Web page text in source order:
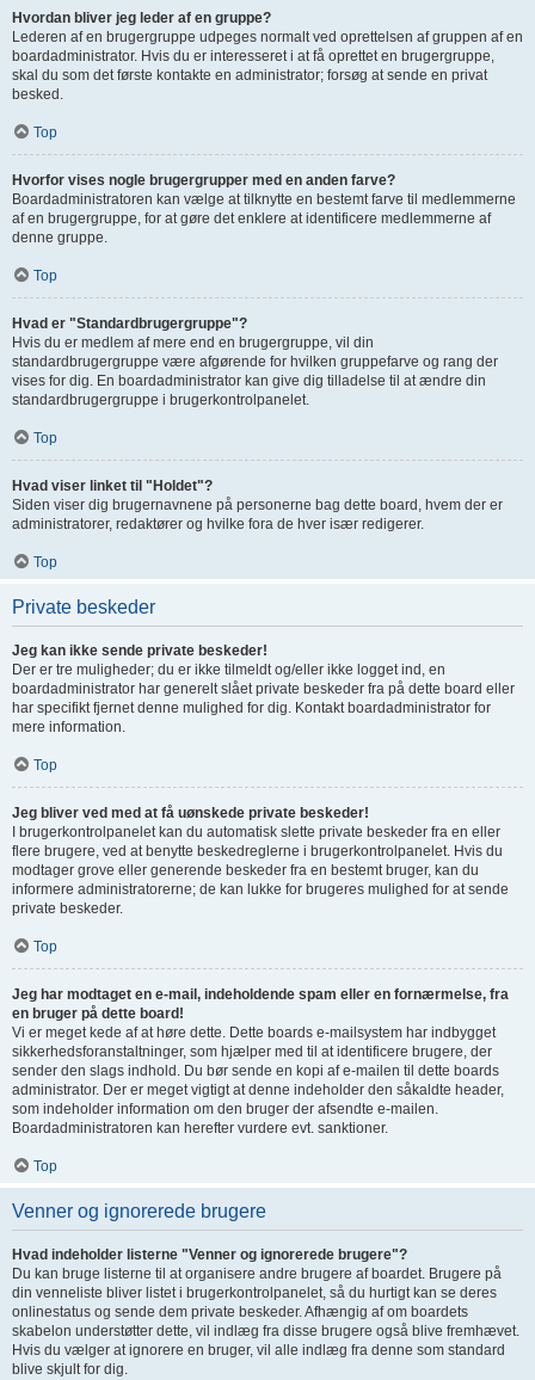
Hvordan bliver jeg leder af en gruppe?
Lederen af en brugergruppe udpeges normalt ved oprettelsen af gruppen af en
boardadministrator. Hvis du er interesseret i at få oprettet en brugergruppe,
skal du som det første kontakte en administrator; forsøg at sende en privat
besked.
Top
Hvorfor vises nogle brugergrupper med en anden farve?
Boardadministratoren kan vælge at tilknytte en bestemt farve til medlemmerne
af en brugergruppe, for at gøre det enklere at identificere medlemmerne af
denne gruppe.
Top
Hvad er "Standardbrugergruppe"?
Hvis du er medlem af mere end en brugergruppe, vil din
standardbrugergruppe være afgørende for hvilken gruppefarve og rang der
vises for dig. En boardadministrator kan give dig tilladelse til at ændre din
standardbrugergruppe i brugerkontrolpanelet.
Top
Hvad viser linket til "Holdet"?
Siden viser dig brugernavnene på personerne bag dette board, hvem der er
administratorer, redaktører og hvilke fora de hver især redigerer.
Top
Private beskeder
Jeg kan ikke sende private beskeder!
Der er tre muligheder; du er ikke tilmeldt og/eller ikke logget ind, en
boardadministrator har generelt slået private beskeder fra på dette board eller
har specifikt fjernet denne mulighed for dig. Kontakt boardadministrator for
mere information.
Top
Jeg bliver ved med at få uønskede private beskeder!
I brugerkontrolpanelet kan du automatisk slette private beskeder fra en eller
flere brugere, ved at benytte beskedreglerne i brugerkontrolpanelet. Hvis du
modtager grove eller generende beskeder fra en bestemt bruger, kan du
informere administratorerne; de kan lukke for brugeres mulighed for at sende
private beskeder.
Top
Jeg har modtaget en e-mail, indeholdende spam eller en fornærmelse, fra
en bruger på dette board!
Vi er meget kede af at høre dette. Dette boards e-mailsystem har indbygget
sikkerhedsforanstaltninger, som hjælper med til at identificere brugere, der
sender den slags indhold. Du bør sende en kopi af e-mailen til dette boards
administrator. Der er meget vigtigt at denne indeholder den såkaldte header,
som indeholder information om den bruger der afsendte e-mailen.
Boardadministratoren kan herefter vurdere evt. sanktioner.
Top
Venner og ignorerede brugere
Hvad indeholder listerne "Venner og ignorerede brugere"?
Du kan bruge listerne til at organisere andre brugere af boardet. Brugere på
din venneliste bliver listet i brugerkontrolpanelet, så du hurtigt kan se deres
onlinestatus og sende dem private beskeder. Afhængig af om boardets
skabelon understøtter dette, vil indlæg fra disse brugere også blive fremhævet.
Hvis du vælger at ignorere en bruger, vil alle indlæg fra denne som standard
blive skjult for dig.